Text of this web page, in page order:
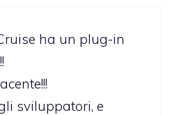
ha un plug-in
sviluppatori, e